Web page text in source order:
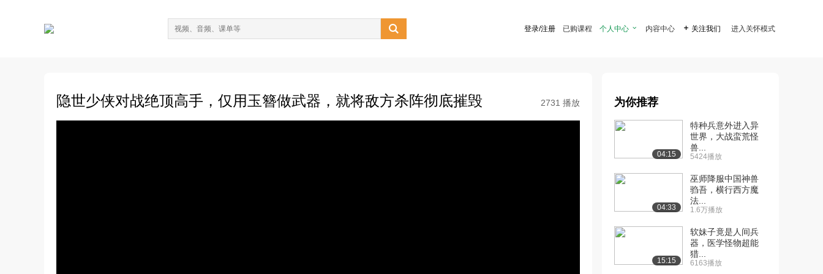
 登录/注册 已购课程 个人中心  内容中心  关注我们 进入关怀模式
隐世少侠对战绝顶高手，仅用玉簪做武器，就将敌方杀阵彻底摧毁 2731 播放 为你推荐
04:15
特种兵意外进入异
世界，大战蛮荒怪
兽...
5424播放
04:33
巫师降服中国神兽
驺吾，横行西方魔
法...
1.6万播放
15:15
软妹子竟是人间兵
器，医学怪物超能
猎...
6163播放